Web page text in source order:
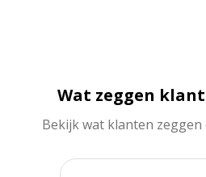
Wat zeggen
Bekijk wat klanten